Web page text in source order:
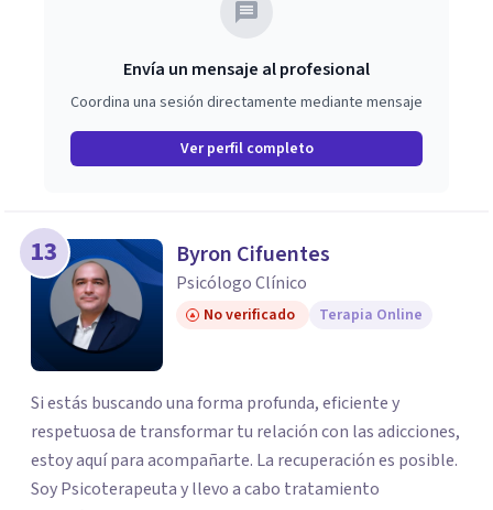
Envía un mensaje al profesional
Coordina una sesión directamente mediante mensaje
Ver perfil completo
13 Byron Cifuentes
Psicólogo Clínico
No verificado Terapia Online
Si estás buscando una forma profunda, eficiente y
respetuosa de transformar tu relación con las adicciones,
estoy aquí para acompañarte. La recuperación es posible.
Soy Psicoterapeuta y llevo a cabo tratamiento